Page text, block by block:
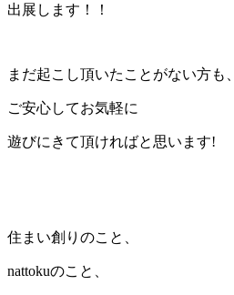
出展します！！
まだ起こし頂いたことがない方も、
ご安心してお気軽に
遊びにきて頂ければと思います!
住まい創りのこと、
nattokuのこと、